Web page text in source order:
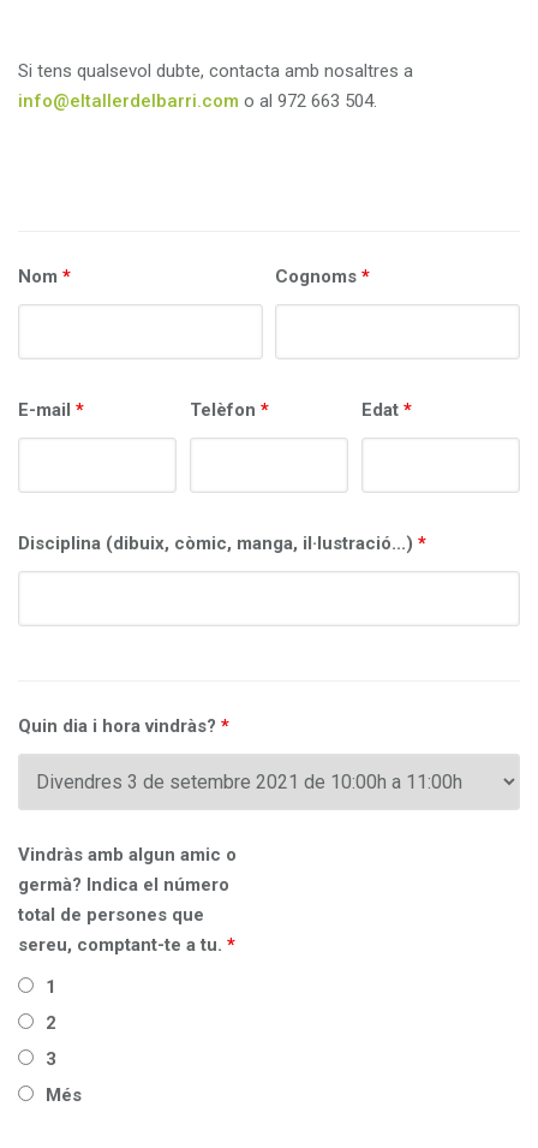
Si tens qualsevol dubte, contacta amb nosaltres a
info@eltallerdelbarri.com o al 972 663 504.
Nom * Cognoms*
E-mail * Telèfon * Edat *
Disciplina (dibuix, còmic, manga, il·lustració...) *
Quin dia i hora vindràs? *
Vindràs amb algun amic o
germà? Indica el número
total de persones que
sereu, comptant-te a tu. *
1
2
3
Més